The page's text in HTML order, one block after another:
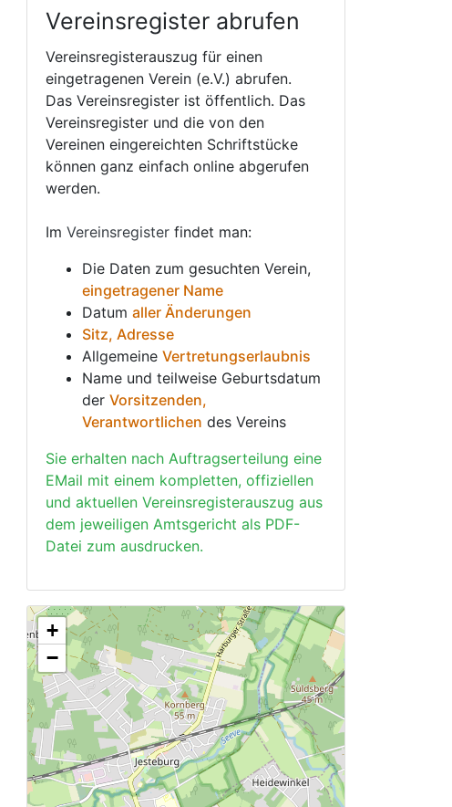
Vereinsregister abrufen
Vereinsregisterauszug für einen
eingetragenen Verein (e.V.) abrufen.
Das Vereinsregister ist öffentlich. Das
Vereinsregister und die von den
Vereinen eingereichten Schriftstücke
können ganz einfach online abgerufen
werden.
Im Vereinsregister findet man:
Die Daten zum gesuchten Verein,
eingetragener Name
Datum aller Änderungen
Sitz, Adresse
Allgemeine Vertretungserlaubnis
Name und teilweise Geburtsdatum
der Vorsitzenden,
Verantwortlichen des Vereins
Sie erhalten nach Auftragserteilung eine
EMail mit einem kompletten, offiziellen
und aktuellen Vereinsregisterauszug aus
dem jeweiligen Amtsgericht als PDF-
Datei zum ausdrucken.
+
−